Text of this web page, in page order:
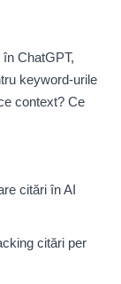
ChatGPT,
keyword-urile
context? Ce
citări în AI
citări per